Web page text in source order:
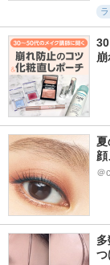
夏
顔
＠
つ